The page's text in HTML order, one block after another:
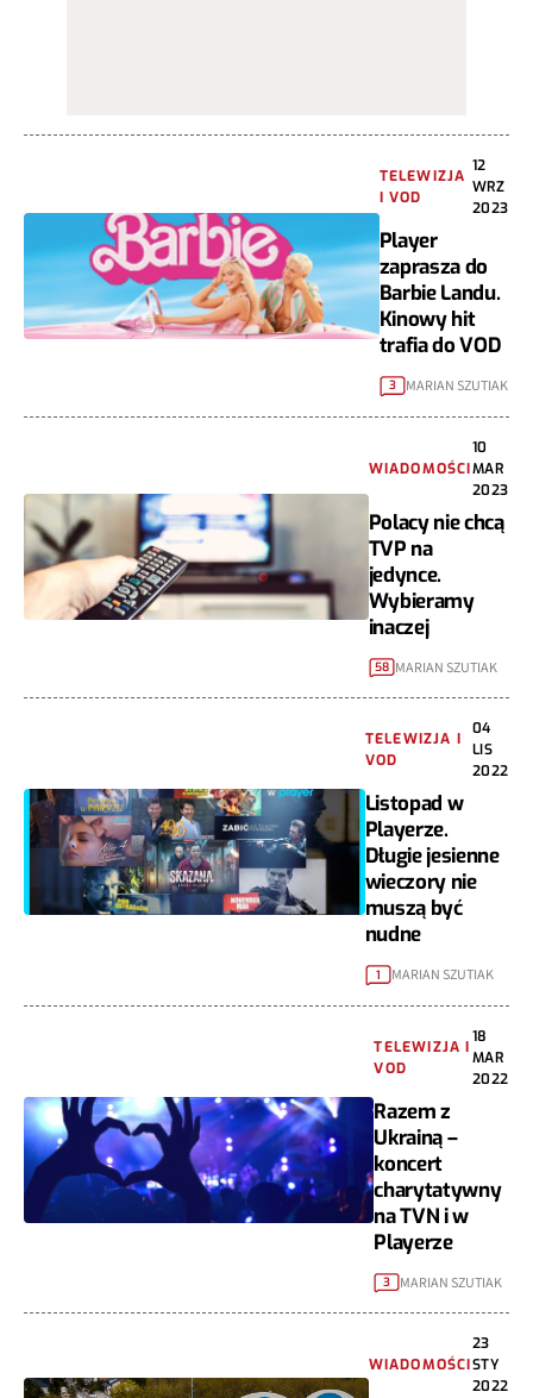
TELEWIZJA
I VOD
12
WRZ
2023
Player
zaprasza do
Barbie Landu.
Kinowy hit
trafia do VOD
3 MARIAN SZUTIAK
WIADOMOŚCI
10
MAR
2023
Polacy nie chcą
TVP na
jedynce.
Wybieramy
inaczej
58 MARIAN SZUTIAK
TELEWIZJA I
VOD
04
LIS
2022
Listopad w
Playerze.
Długie jesienne
wieczory nie
muszą być
nudne
1 MARIAN SZUTIAK
TELEWIZJA I
VOD
18
MAR
2022
Razem z
Ukrainą –
koncert
charytatywny
na TVN i w
Playerze
3 MARIAN SZUTIAK
WIADOMOŚCI
23
STY
2022